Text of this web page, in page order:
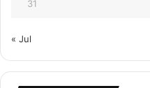
31
« Jul